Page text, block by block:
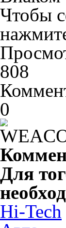
Чтобы
808
0
Для
Hi-Tech